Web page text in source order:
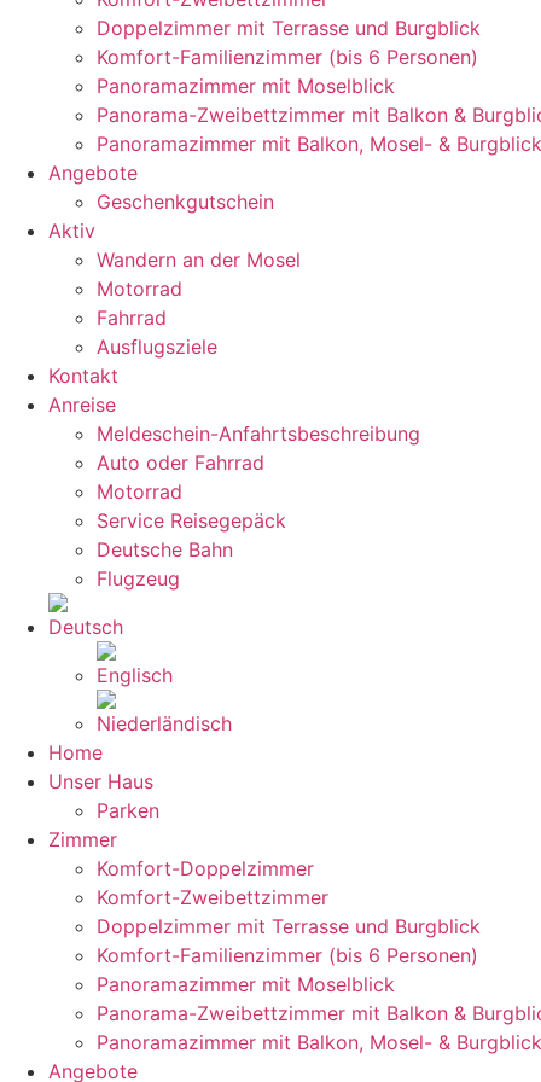
Doppelzimmer mit Terrasse und Burgblick
Komfort-Familienzimmer (bis 6 Personen)
Panoramazimmer mit Moselblick
Panorama-Zweibettzimmer mit Balkon &
Panoramazimmer mit Balkon, Mosel- & Burgblick
Angebote
Geschenkgutschein
Aktiv
Wandern an der Mosel
Motorrad
Fahrrad
Ausflugsziele
Kontakt
Anreise
Meldeschein-Anfahrtsbeschreibung
Auto oder Fahrrad
Motorrad
Service Reisegepäck
Deutsche Bahn
Flugzeug
Home
Unser Haus
Parken
Zimmer
Komfort-Doppelzimmer
Komfort-Zweibettzimmer
Doppelzimmer mit Terrasse und Burgblick
Komfort-Familienzimmer (bis 6 Personen)
Panoramazimmer mit Moselblick
Panorama-Zweibettzimmer mit Balkon &
Panoramazimmer mit Balkon, Mosel- & Burgblick
Angebote